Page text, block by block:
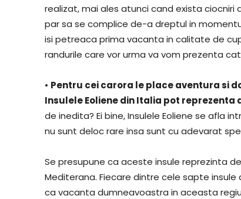
realizat, mai ales atunci cand exista ciocniri
par sa se complice de-a dreptul in
isi petreaca prima vacanta in calitate de
randurile care vor urma va vom prezenta
• Pentru cei carora le place aventura si
Insulele Eoliene din Italia pot reprezenta
de inedita? Ei bine, Insulele Eoliene se afla
nu sunt deloc rare insa sunt cu adevarat
Se presupune ca aceste insule reprezinta
Mediterana. Fiecare dintre cele sapte
ca vacanta dumneavoastra in aceasta